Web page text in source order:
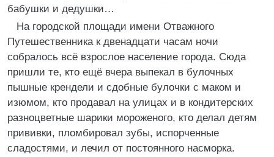
бабушки и дедушки…
На городской площади имени Отважного
Путешественника к двенадцати часам ночи
собралось всё взрослое население города. Сюда
пришли те, кто ещё вчера выпекал в булочных
пышные крендели и сдобные булочки с маком и
изюмом, кто продавал на улицах и в кондитерских
разноцветные шарики мороженого, кто делал детям
прививки, пломбировал зубы, испорченные
сладостями, и лечил от постоянного насморка.